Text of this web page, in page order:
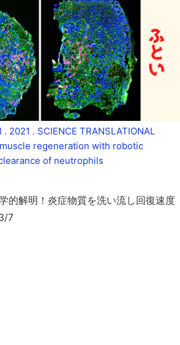
. 2021 . SCIENCE TRANSLATIONAL
regeneration with robotic
of neutrophils
的解明！炎症物質を洗い流し回復速度
7